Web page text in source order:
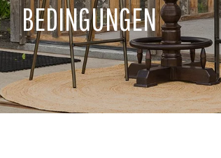
BEDINGUNGEN